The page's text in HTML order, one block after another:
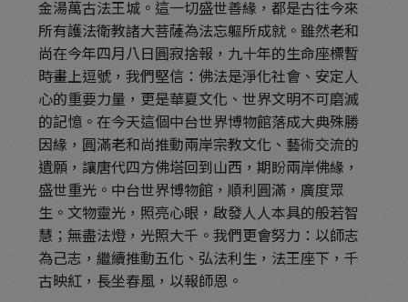
金湯萬古法王城。這一切盛世善緣，都是古往今來
所有護法衛教諸大菩薩為法忘軀所成就。雖然老和
尚在今年四月八日圓寂捨報，九十年的生命座標暫
時畫上逗號，我們堅信：佛法是淨化社會、安定人
心的重要力量，更是華夏文化、世界文明不可磨滅
的記憶。在今天這個中台世界博物館落成大典殊勝
因緣，圓滿老和尚推動兩岸宗教文化、藝術交流的
遺願，讓唐代四方佛塔回到山西，期盼兩岸佛緣，
盛世重光。中台世界博物館，順利圓滿，廣度眾
生。文物靈光，照亮心眼，啟發人人本具的般若智
慧；無盡法燈，光照大千。我們更會努力：以師志
為己志，繼續推動五化、弘法利生，法王座下，千
古映紅，長坐春風，以報師恩。